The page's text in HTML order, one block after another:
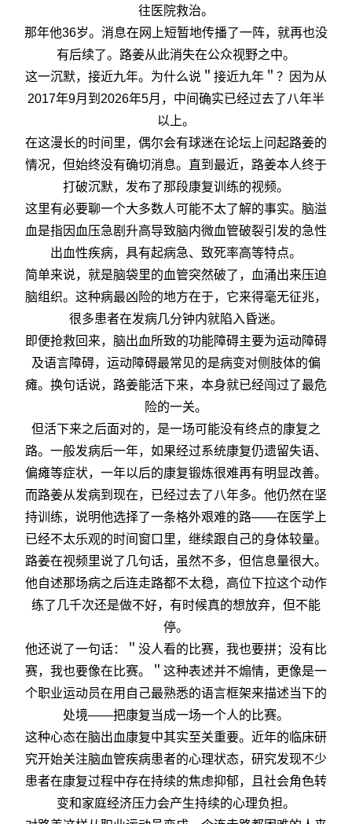
往医院救治。
那年他36岁。消息在网上短暂地传播了一阵，就再也没
有后续了。路姜从此消失在公众视野之中。
这一沉默，接近九年。为什么说＂接近九年＂？因为从
2017年9月到2026年5月，中间确实已经过去了八年半
以上。
在这漫长的时间里，偶尔会有球迷在论坛上问起路姜的
情况，但始终没有确切消息。直到最近，路姜本人终于
打破沉默，发布了那段康复训练的视频。
这里有必要聊一个大多数人可能不太了解的事实。脑溢
血是指因血压急剧升高导致脑内微血管破裂引发的急性
出血性疾病，具有起病急、致死率高等特点。
简单来说，就是脑袋里的血管突然破了，血涌出来压迫
脑组织。这种病最凶险的地方在于，它来得毫无征兆，
很多患者在发病几分钟内就陷入昏迷。
即便抢救回来，脑出血所致的功能障碍主要为运动障碍
及语言障碍，运动障碍最常见的是病变对侧肢体的偏
瘫。换句话说，路姜能活下来，本身就已经闯过了最危
险的一关。
但活下来之后面对的，是一场可能没有终点的康复之
路。一般发病后一年，如果经过系统康复仍遗留失语、
偏瘫等症状，一年以后的康复锻炼很难再有明显改善。
而路姜从发病到现在，已经过去了八年多。他仍然在坚
持训练，说明他选择了一条格外艰难的路——在医学上
已经不太乐观的时间窗口里，继续跟自己的身体较量。
路姜在视频里说了几句话，虽然不多，但信息量很大。
他自述那场病之后连走路都不太稳，高位下拉这个动作
练了几千次还是做不好，有时候真的想放弃，但不能
停。
他还说了一句话：＂没人看的比赛，我也要拼；没有比
赛，我也要像在比赛。＂这种表述并不煽情，更像是一
个职业运动员在用自己最熟悉的语言框架来描述当下的
处境——把康复当成一场一个人的比赛。
这种心态在脑出血康复中其实至关重要。近年的临床研
究开始关注脑血管疾病患者的心理状态，研究发现不少
患者在康复过程中存在持续的焦虑抑郁，且社会角色转
变和家庭经济压力会产生持续的心理负担。